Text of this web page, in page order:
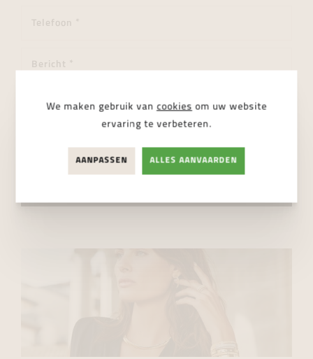
Ik ga akkoord met de privacy regelgeving
We maken gebruik van cookies om uw website
ervaring te verbeteren.
AANPASSEN ALLES AANVAARDEN